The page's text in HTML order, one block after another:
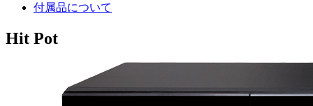
付属品について
Hit Pot